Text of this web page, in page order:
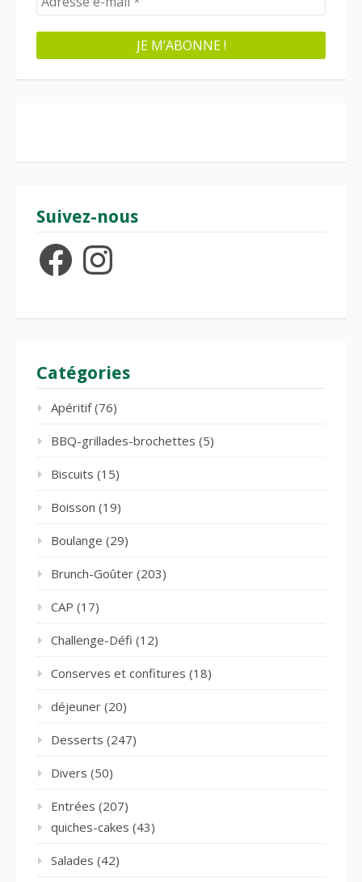
Suivez-nous
FacebookInstagram
Catégories
Apéritif(76)
BBQ-grillades-brochettes (5)
Biscuits (15)
Boisson (19)
Boulange (29)
Brunch-Goûter (203)
CAP (17)
Challenge-Défi (12)
Conserves et confitures (18)
déjeuner (20)
Desserts (247)
Divers (50)
Entrées (207)
quiches-cakes (43)
Salades (42)